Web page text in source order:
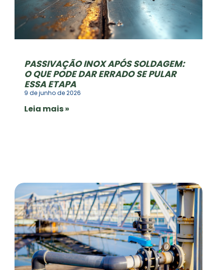
PASSIVAÇÃO INOX APÓS SOLDAGEM:
O QUE PODE DAR ERRADO SE PULAR
ESSA ETAPA
9 de junho de 2026
Leia mais »